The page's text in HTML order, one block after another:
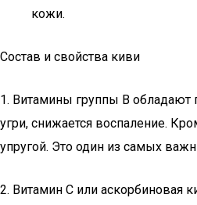
кожи.
Состав и свойства киви
1. Витамины группы В обладают
угри, снижается воспаление.
упругой. Это один из самых
2. Витамин С или аскорбиновая